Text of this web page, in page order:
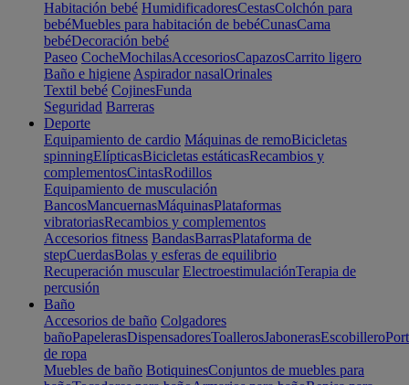
Habitación bebé HumidificadoresCestasColchón para
bebéMuebles para habitación de bebéCunasCama
bebéDecoración bebé
Paseo CocheMochilasAccesoriosCapazosCarrito ligero
Baño e higiene Aspirador nasalOrinales
Textil bebé CojinesFunda
Seguridad Barreras
Deporte
Equipamiento de cardio Máquinas de remoBicicletas
spinningElípticasBicicletas estáticasRecambios y
complementosCintasRodillos
Equipamiento de musculación
BancosMancuernasMáquinasPlataformas
vibratoriasRecambios y complementos
Accesorios fitness BandasBarrasPlataforma de
stepCuerdasBolas y esferas de equilibrio
Recuperación muscular ElectroestimulaciónTerapia de
percusión
Baño
Accesorios de baño Colgadores
bañoPapelerasDispensadoresToallerosJabonerasEscobillero
de ropa
Muebles de baño BotiquinesConjuntos de muebles para